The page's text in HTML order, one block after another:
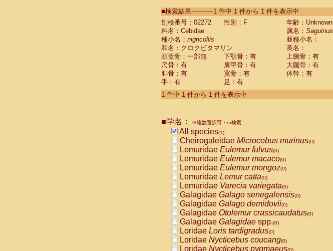
CebidaeSaguinus labiatus(0)
Cebidae Saguinus leucopus (0)
Cebidae
CebidaeSaguinus mystax
CebidaeSaguinus nigricollis (1)
Cebidae Saguinus oedipus
Cebidae Saguinus weddelli
Cebidae Saguinusspp.
Cebidae Aotus trivirgatus
Cebidae Cebus albifrons
CebidaeCebus nigrivittatus
CebidaeCebus
CebidaeSaimiri boliviensis(0)
CebidaeSaimiri sciureus(0)
AtelidaeAlouatta caraya(0)
AtelidaeAlouatta fusca(0)
AtelidaeAlouatta seniculus
AtelidaeAlouattaspp.(0)
AtelidaeAteles belzebuth(0)
AtelidaeAteles geoffroyi(0)
AtelidaeAteles paniscus(0)
AtelidaeAtelesspp.(0)
Atelidae Lagothrix lagothricha
AtelidaeLagothrix lagothricha cana
PitheciidaeCacajao calvus rubicundus
■検索結果-----------1 件中 1 件から 1 件を表示中
剖検番号：02272
性別：F
年齢：Unknown
科名：Cebidae
属名： Saguinus
種小名： nigricollis
亜種小名：
和名：クロクビタマリン
英名：
頭蓋骨：一部無
下顎骨：有 上腕骨：有
尺骨：有
肩甲骨：有 大腿骨：有
腓骨：有
寛骨：有
体幹：有
手：有
足：有
1 件中 1 件から 1 件を表示中
■学名： ※複数選択可・or検索
All species(1)
Cheirogaleidae Microcebus murinus(0)
Lemuridae Eulemur fulvus(0)
Lemuridae Eulemur macaco(0)
Lemuridae Eulemur mongoz(0)
Lemuridae Lemur catta(0)
Lemuridae Varecia variegata(0)
Galagidae Galago senegalensis(0)
Galagidae Galago demidovii(0)
Galagidae Otolemur crassicaudatus(0)
Galagidae Galagidae spp.(0)
Loridae Loris tardigradus(0)
Loridae Nycticebus coucang(0)
Loridae Nycticebus pygmaeus(0)